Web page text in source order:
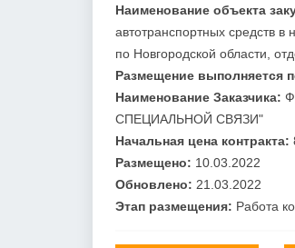
Наименование объекта
автотранспортных средств
по Новгородской области,
Размещение выполняется
Наименование Заказчика:
СПЕЦИАЛЬНОЙ СВЯЗИ"
Начальная цена контракта:
Размещено: 10.03.2022
Обновлено: 21.03.2022
Этап размещения: Работа